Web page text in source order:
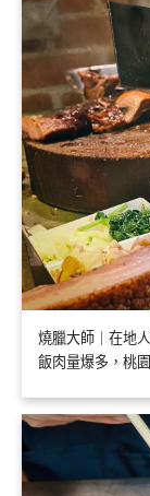
燒臘大師｜在地
飯肉量爆多，桃